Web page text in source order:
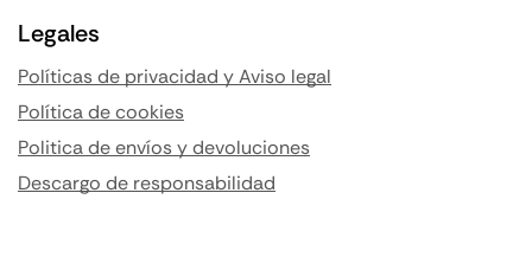
Legales
Políticas de privacidad y Aviso legal
Política de cookies
Politica de envíos y devoluciones
Descargo de responsabilidad